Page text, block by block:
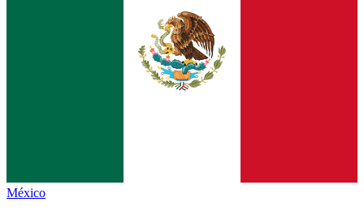
México